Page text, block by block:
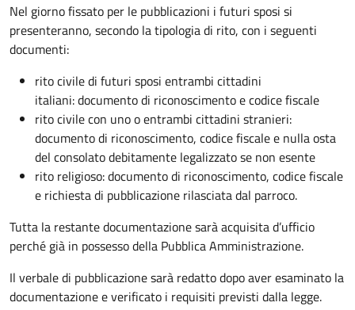
Nel giorno fissato per le pubblicazioni i futuri sposi si
presenteranno, secondo la tipologia di rito, con i seguenti
documenti:
rito civile di futuri sposi entrambi cittadini
italiani: documento di riconoscimento e codice fiscale
rito civile con uno o entrambi cittadini stranieri:
documento di riconoscimento, codice fiscale e nulla osta
del consolato debitamente legalizzato se non esente
rito religioso: documento di riconoscimento, codice fiscale
e richiesta di pubblicazione rilasciata dal parroco.
Tutta la restante documentazione sarà acquisita d’ufficio
perché già in possesso della Pubblica Amministrazione.
Il verbale di pubblicazione sarà redatto dopo aver esaminato la
documentazione e verificato i requisiti previsti dalla legge.